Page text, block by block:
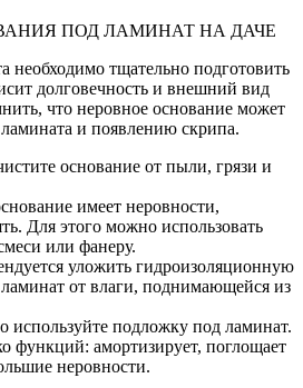
ПОД ЛАМИНАТ НА ДАЧЕ
необходимо тщательно подготовить
долговечность и внешний вид
что неровное основание может
и появлению скрипа.
основание от пыли, грязи и
имеет неровности,
Для этого можно использовать
или фанеру.
уложить гидроизоляционную
от влаги, поднимающейся из
используйте подложку под ламинат.
функций: амортизирует, поглощает
неровности.